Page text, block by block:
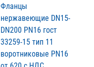
Фланцы
нержавеющие DN15-
DN200 PN16 гост
33259-15 тип 11
воротниковые PN16